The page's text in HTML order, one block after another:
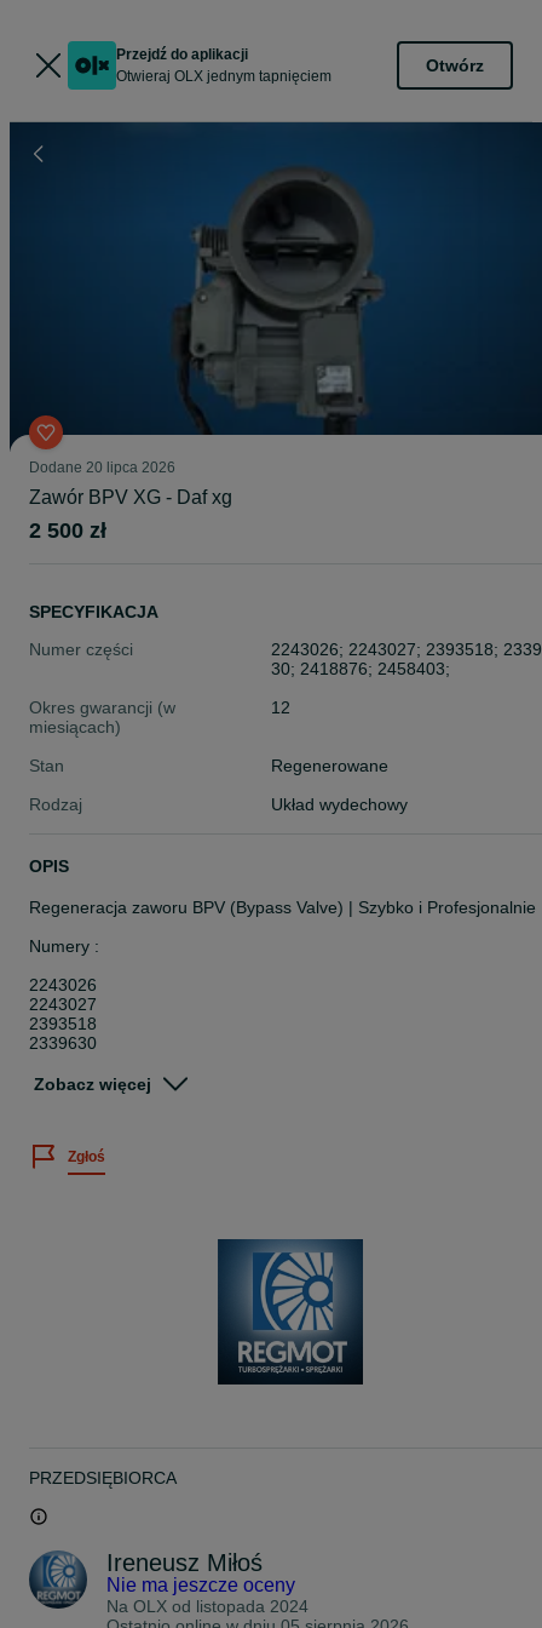
Przejdź do aplikacji
Otwieraj OLX jednym tapnięciem
Otwórz
Dodane 20 lipca 2026
Zawór BPV XG - Daf xg
2 500 zł
SPECYFIKACJA
Numer części
2243026; 2243027; 2393518;
30; 2418876; 2458403;
Okres gwarancji (w
miesiącach)
12
Stan
Regenerowane
Rodzaj
Układ wydechowy
OPIS
Regeneracja zaworu BPV (Bypass Valve) | Szybko i Profesjonalnie
Numery :
2243026
2243027
2393518
2339630
2458403
słyszysz charakterystyczne „puchnięcie” turbo? Problem może
w nieszczelnym lub zacinającym się zaworze BPV.
Zamiast kupować drogi zamiennik o wątpliwej jakości, postaw na
przywrócenie pełnej sprawności fabrycznego elementu.
Naprawa mechaniczna jak i również elektroniczna kompleksowa
Dokładne czyszczenie zaworu z nagarów i osadów.
Sprawdzenie podzespołu na profesjonalnym testerze.
Smarowanie elementów ruchomych specjalistycznymi preparatami
Osiągi: Przywracasz właściwe doładowanie i płynną pracę
turbosprężarki.
Gwarancja: Na wykonaną usługę udzielam gwarancji 12
Jak to działa?
Wysyłasz do mnie swój zawór (paczkomat/kurier) lub dostarczasz
Zobacz więcej
Zgłoś
PRZEDSIĘBIORCA
Ireneusz Miłoś
Nie ma jeszcze oceny
Na OLX od listopada 2024